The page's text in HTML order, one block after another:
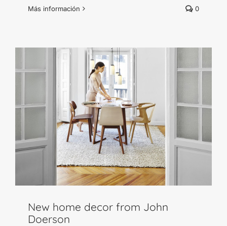
Más información 0
New home decor from John
Doerson